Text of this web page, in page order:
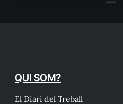
QUI SOM?
El Diari del Treball